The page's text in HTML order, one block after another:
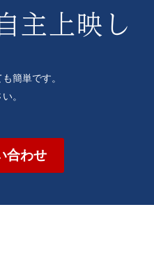
主上映し
簡単です。
。
合わせ